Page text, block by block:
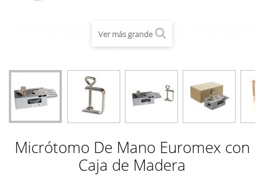
Ver más grande
Micrótomo De Mano Euromex con
Caja de Madera